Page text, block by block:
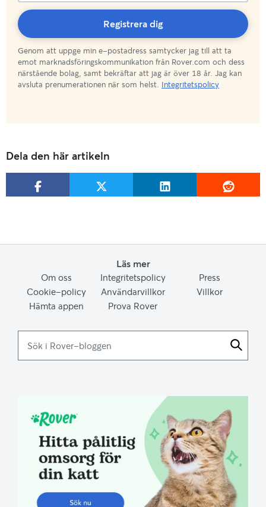
Genom att uppge min e-postadress samtycker jag till att ta
emot marknadsföringskommunikation från Rover.com och dess
närstående bolag, samt bekräftar att jag är över 18 år. Jag kan
avsluta prenumerationen när som helst. Integritetspolicy
Registrera dig
Premumererar!
Dela den här artikeln
Läs mer
Om oss Integritetspolicy
Press
Cookie-policy
Användarvillkor
Villkor
Hämta appen
Prova Rover